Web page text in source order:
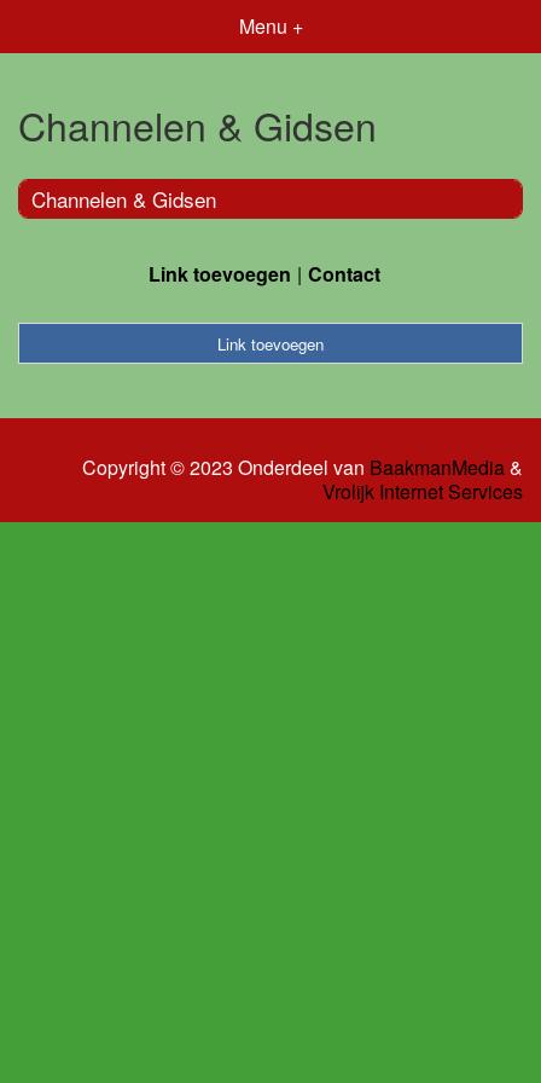
Menu +
Channelen & Gidsen
Channelen & Gidsen
Link toevoegen Contact
Link toevoegen
Copyright © 2023 Onderdeel van BaakmanMedia&
Vrolijk Internet Services